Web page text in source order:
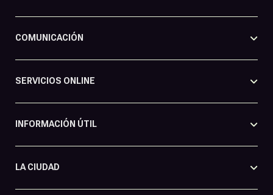
COMUNICACIÓN
SERVICIOS ONLINE
INFORMACIÓN ÚTIL
LA CIUDAD